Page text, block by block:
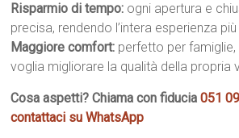
Risparmio di tempo: ogni apertura e
precisa, rendendo l’intera esperienza
Maggiore comfort: perfetto per famiglie,
voglia migliorare la qualità della propria
Cosa aspetti? Chiama con fiducia051
contattaci su WhatsApp